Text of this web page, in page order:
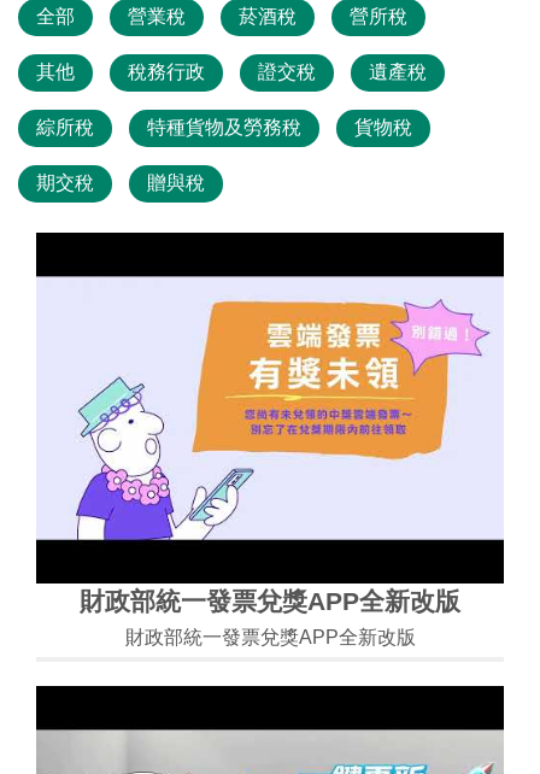
全部 營業稅 菸酒稅 營所稅
其他 稅務行政 證交稅 遺產稅
綜所稅 特種貨物及勞務稅 貨物稅
期交稅 贈與稅
財政部統一發票兌獎APP全新改版
財政部統一發票兌獎APP全新改版